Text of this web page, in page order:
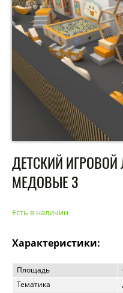
ДЕТСКИЙ
МЕДОВЫЕ 3
Есть в наличии
Характеристики:
Площадь
Тематика